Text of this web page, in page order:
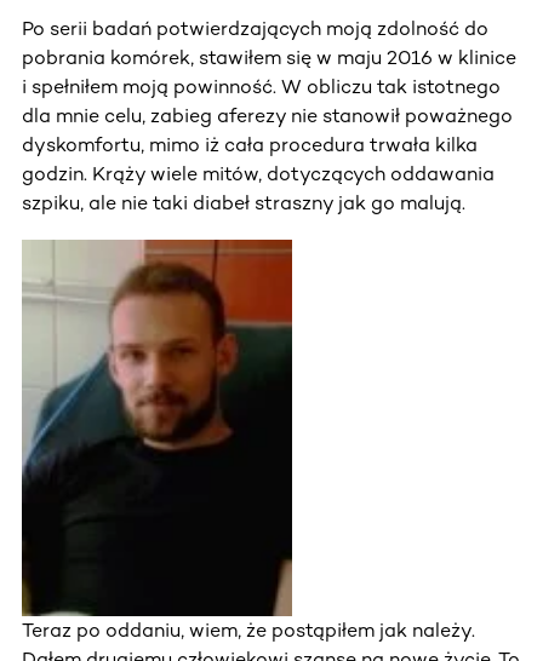
Po serii badań potwierdzających moją zdolność do
pobrania komórek, stawiłem się w maju 2016 w klinice
i spełniłem moją powinność. W obliczu tak istotnego
dla mnie celu, zabieg aferezy nie stanowił poważnego
dyskomfortu, mimo iż cała procedura trwała kilka
godzin. Krąży wiele mitów, dotyczących oddawania
szpiku, ale nie taki diabeł straszny jak go malują.
Teraz po oddaniu, wiem, że postąpiłem jak należy.